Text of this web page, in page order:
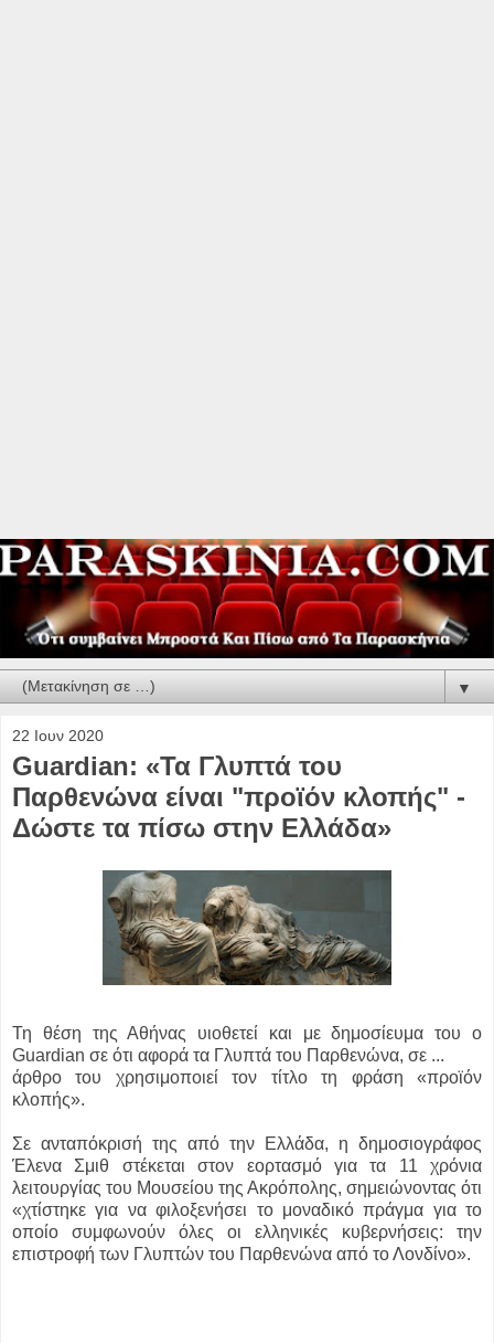
▼
22 Ιουν 2020
Guardian: «Τα Γλυπτά του
Παρθενώνα είναι "προϊόν κλοπής" -
Δώστε τα πίσω στην Ελλάδα»
Τη θέση της Αθήνας υιοθετεί και με δημοσίευμα του ο
Guardian σε ότι αφορά τα Γλυπτά του Παρθενώνα, σε ...
άρθρο του χρησιμοποιεί τον τίτλο τη φράση «προϊόν
κλοπής».
Σε ανταπόκρισή της από την Ελλάδα, η δημοσιογράφος
Έλενα Σμιθ στέκεται στον εορτασμό για τα 11 χρόνια
λειτουργίας του Μουσείου της Ακρόπολης, σημειώνοντας ότι
«χτίστηκε για να φιλοξενήσει το μοναδικό πράγμα για το
οποίο συμφωνούν όλες οι ελληνικές κυβερνήσεις: την
επιστροφή των Γλυπτών του Παρθενώνα από το Λονδίνο».